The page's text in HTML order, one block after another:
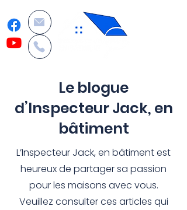
Le blogue
d’Inspecteur Jack, en
bâtiment
L’Inspecteur Jack, en bâtiment est
heureux de partager sa passion
pour les maisons avec vous.
Veuillez consulter ces articles qui